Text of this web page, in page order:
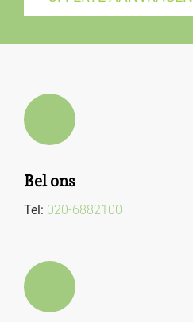
Bel ons
Tel: 020-6882100